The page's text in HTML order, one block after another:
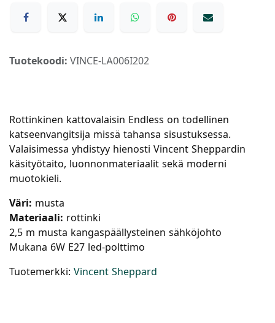
Tuotekoodi: VINCE-LA006I202
Rottinkinen kattovalaisin Endless on todellinen
katseenvangitsija missä tahansa sisustuksessa.
Valaisimessa yhdistyy hienosti Vincent Sheppardin
käsityötaito, luonnonmateriaalit sekä moderni
muotokieli.
Väri: musta
Materiaali: rottinki
2,5 m musta kangaspäällysteinen sähköjohto
Mukana 6W E27 led-polttimo
Tuotemerkki: Vincent Sheppard